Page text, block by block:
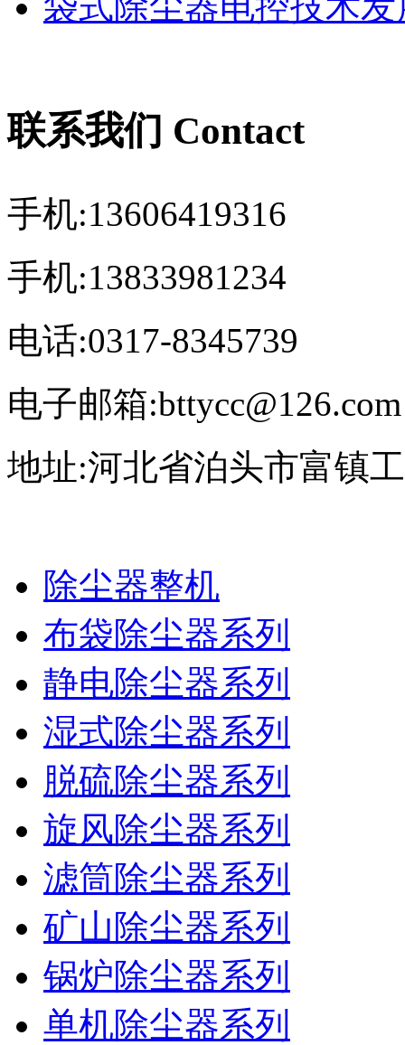
联系我们 Contact
手机:13606419316
手机:13833981234
电话:0317-8345739
电子邮箱:bttycc@126.com
地址:河北省泊头市富镇
除尘器整机
布袋除尘器系列
静电除尘器系列
湿式除尘器系列
脱硫除尘器系列
旋风除尘器系列
滤筒除尘器系列
矿山除尘器系列
锅炉除尘器系列
单机除尘器系列